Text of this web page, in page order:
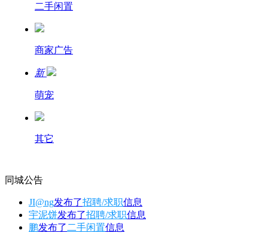
二手闲置
商家广告
新
萌宠
其它
同城公告
JI@ng发布了招聘/求职信息
宇泥饼发布了招聘/求职信息
鹏发布了 二手闲置信息